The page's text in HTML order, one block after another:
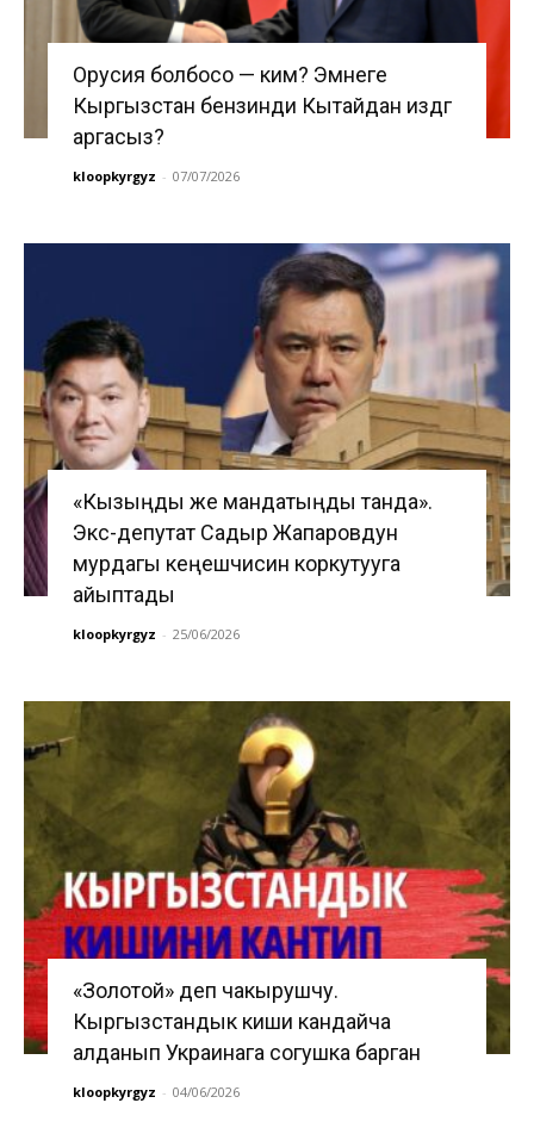
Орусия болбосо — ким? Эмнеге
Кыргызстан бензинди Кытайдан издөөгө
аргасыз?
kloopkyrgyz - 07/07/2026
«Кызыңды же мандатыңды танда».
Экс-депутат Садыр Жапаровдун
мурдагы кеңешчисин коркутууга
айыптады
kloopkyrgyz - 25/06/2026
«Золотой» деп чакырушчу.
Кыргызстандык киши кандайча
алданып Украинага согушка барган
kloopkyrgyz - 04/06/2026